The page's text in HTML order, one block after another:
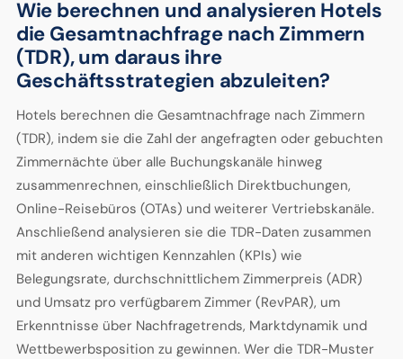
Wie berechnen und analysieren Hotels
die Gesamtnachfrage nach Zimmern
(TDR), um daraus ihre
Geschäftsstrategien abzuleiten?
Hotels berechnen die Gesamtnachfrage nach Zimmern
(TDR), indem sie die Zahl der angefragten oder gebuchten
Zimmernächte über alle Buchungskanäle hinweg
zusammenrechnen, einschließlich Direktbuchungen,
Online-Reisebüros (OTAs) und weiterer Vertriebskanäle.
Anschließend analysieren sie die TDR-Daten zusammen
mit anderen wichtigen Kennzahlen (KPIs) wie
Belegungsrate, durchschnittlichem Zimmerpreis (ADR)
und Umsatz pro verfügbarem Zimmer (RevPAR), um
Erkenntnisse über Nachfragetrends, Marktdynamik und
Wettbewerbsposition zu gewinnen. Wer die TDR-Muster